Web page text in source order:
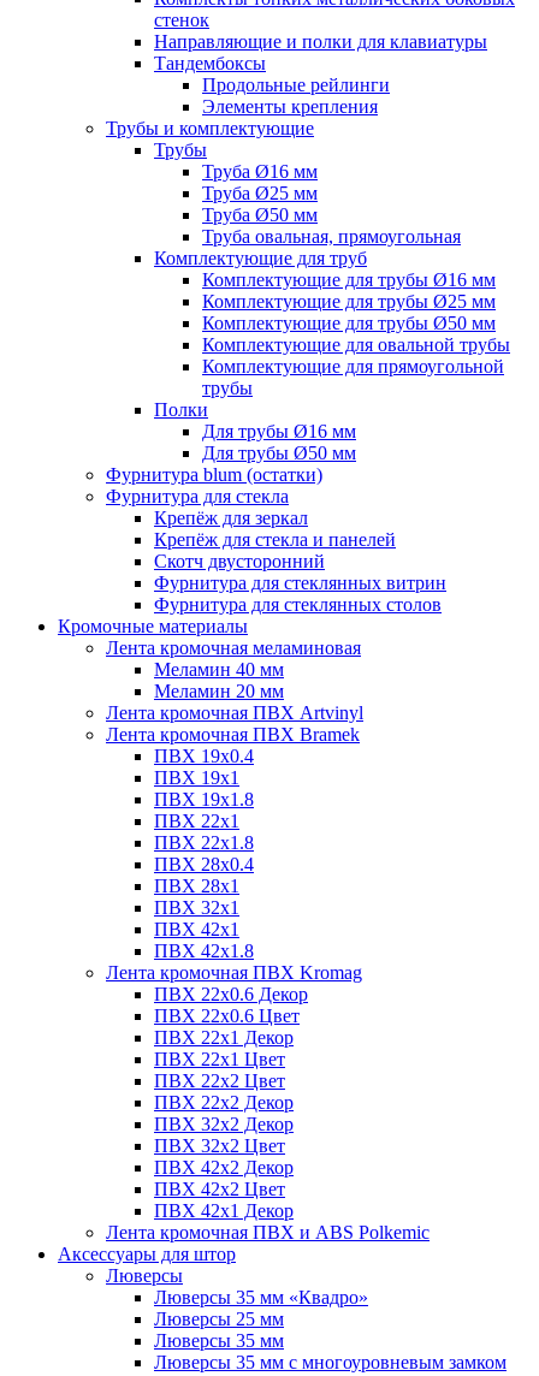
стенок
Направляющие и полки для клавиатуры
Тандембоксы
Продольные рейлинги
Элементы крепления
Трубы и комплектующие
Трубы
Труба Ø16 мм
Труба Ø25 мм
Труба Ø50 мм
Труба овальная, прямоугольная
Комплектующие для труб
Комплектующие для трубы Ø16 мм
Комплектующие для трубы Ø25 мм
Комплектующие для трубы Ø50 мм
Комплектующие для овальной трубы
Комплектующие для прямоугольной
трубы
Полки
Для трубы Ø16 мм
Для трубы Ø50 мм
Фурнитура blum (остатки)
Фурнитура для стекла
Крепёж для зеркал
Крепёж для стекла и панелей
Скотч двусторонний
Фурнитура для стеклянных витрин
Фурнитура для стеклянных столов
Кромочные материалы
Лента кромочная меламиновая
Меламин 40 мм
Меламин 20 мм
Лента кромочная ПВХ Artvinyl
Лента кромочная ПВХ Bramek
ПВХ 19x0.4
ПВХ 19х1
ПВХ 19х1.8
ПВХ 22х1
ПВХ 22х1.8
ПВХ 28х0.4
ПВХ 28х1
ПВХ 32x1
ПВХ 42х1
ПВХ 42х1.8
Лента кромочная ПВХ Kromag
ПВХ 22x0.6 Декор
ПВХ 22x0.6 Цвет
ПВХ 22x1 Декор
ПВХ 22x1 Цвет
ПВХ 22x2 Цвет
ПВХ 22x2 Декор
ПВХ 32x2 Декор
ПВХ 32x2 Цвет
ПВХ 42x2 Декор
ПВХ 42x2 Цвет
ПВХ 42x1 Декор
Лента кромочная ПВХ и ABS Polkemic
Аксессуары для штор
Люверсы
Люверсы 35 мм «Квадро»
Люверсы 25 мм
Люверсы 35 мм
Люверсы 35 мм с многоуровневым замком